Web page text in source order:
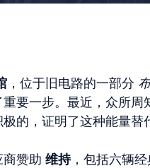
，位于旧电路的一部分
要一步。最近，众所
的，证明了这种能量替
赞助 维持，包括六辆